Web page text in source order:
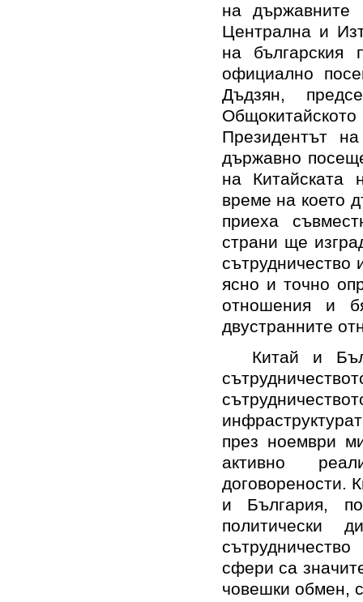
на държавните
Централна и
на
официално
Дъдзян,
Президентът
държавно
на Китайската
време на което
приеха
страни ще
сътрудничество
ясно и точно
отношения и
двустранните
Китай и
през ноември
активно
договорености.
и България,
политически
сфери са
човешки обмен,